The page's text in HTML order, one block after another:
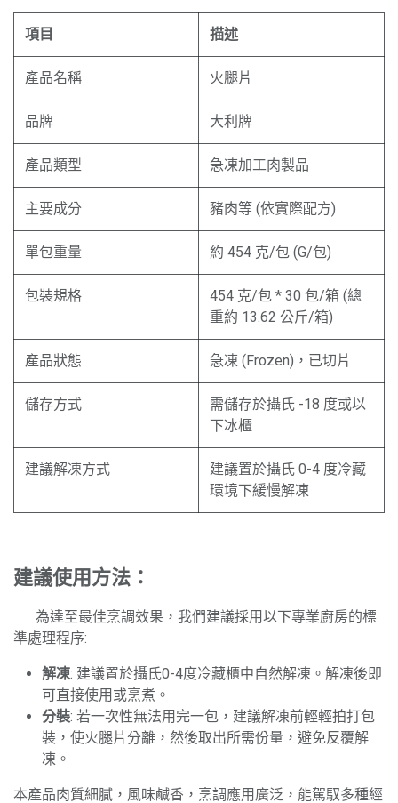
項目 描述
產品名稱 火腿片
品牌 大利牌
產品類型 急凍加工肉製品
主要成分 豬肉等 (依實際配方)
單包重量 約 454 克/包 (G/包)
包裝規格
454 克/包 * 30 包/箱 (總
重約 13.62 公斤/箱)
產品狀態 急凍 (Frozen)，已切片
儲存方式
需儲存於攝氏 -18 度或以
下冰櫃
建議解凍方式
建議置於攝氏 0-4 度冷藏
環境下緩慢解凍
建議使用方法：
​為達至最佳烹調效果，我們建議採用以下專業廚房的標
準處理程序:
解凍: 建議置於攝氏0-4度冷藏櫃中自然解凍。解凍後即
可直接使用或烹煮。
分裝: 若一次性無法用完一包，建議解凍前輕輕拍打包
裝，使火腿片分離，然後取出所需份量，避免反覆解
凍。
本產品肉質細膩，風味鹹香，烹調應用廣泛，能駕馭多種經